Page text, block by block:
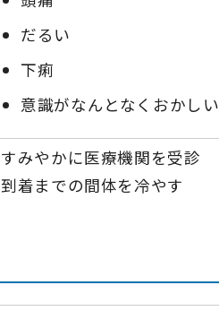
だるい
下痢
意識がなんとなくおかしい
すみやかに医療機関を受診
到着までの間体を冷やす